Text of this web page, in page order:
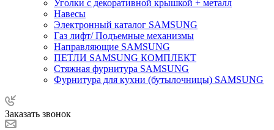
Уголки с декоративной крышкой + металл
Навесы
Электронный каталог SAMSUNG
Газ лифт/ Подъемные механизмы
Направляющие SAMSUNG
ПЕТЛИ SAMSUNG КОМПЛЕКТ
Стяжная фурнитура SAMSUNG
Фурнитура для кухни (бутылочницы) SAMSUNG
Заказать звонок